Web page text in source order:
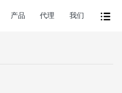
产品 代理 我们